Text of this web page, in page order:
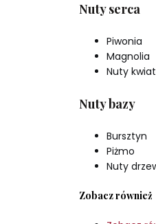
Nuty serca
Piwonia
Magnolia
Nuty
Nuty bazy
Bursztyn
Piżmo
Nuty
Zobacz również